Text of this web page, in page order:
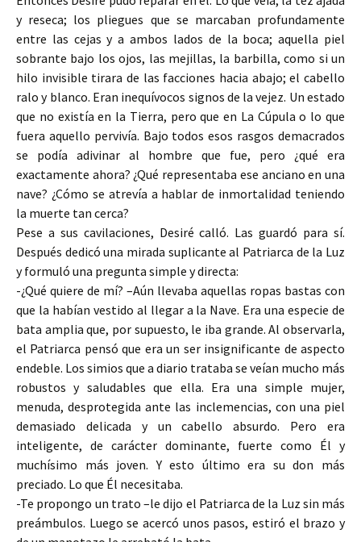
y reseca; los pliegues que se marcaban profundamente
entre las cejas y a ambos lados de la boca; aquella piel
sobrante bajo los ojos, las mejillas, la barbilla, como si un
hilo invisible tirara de las facciones hacia abajo; el cabello
ralo y blanco. Eran inequívocos signos de la vejez. Un estado
que no existía en la Tierra, pero que en La Cúpula o lo que
fuera aquello pervivía. Bajo todos esos rasgos demacrados
se podía adivinar al hombre que fue, pero ¿qué era
exactamente ahora? ¿Qué representaba ese anciano en una
nave? ¿Cómo se atrevía a hablar de inmortalidad teniendo
la muerte tan cerca?
Pese a sus cavilaciones, Desiré calló. Las guardó para sí.
Después dedicó una mirada suplicante al Patriarca de la Luz
y formuló una pregunta simple y directa:
-¿Qué quiere de mí? –Aún llevaba aquellas ropas bastas con
que la habían vestido al llegar a la Nave. Era una especie de
bata amplia que, por supuesto, le iba grande. Al observarla,
el Patriarca pensó que era un ser insignificante de aspecto
endeble. Los simios que a diario trataba se veían mucho más
robustos y saludables que ella. Era una simple mujer,
menuda, desprotegida ante las inclemencias, con una piel
demasiado delicada y un cabello absurdo. Pero era
inteligente, de carácter dominante, fuerte como Él y
muchísimo más joven. Y esto último era su don más
preciado. Lo que Él necesitaba.
-Te propongo un trato –le dijo el Patriarca de la Luz sin más
preámbulos. Luego se acercó unos pasos, estiró el brazo y